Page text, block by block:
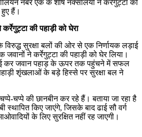
नंबर एक के शीर्ष नक्सलियों ने कर्रेगुट्टा को
हुए हैं।
की पहाड़ी को घेरा
सुरक्षा बलों की ओर से एक निर्णायक लड़ाई
ने कर्रेगुट्टा की पहाड़ी को घेर लिया।
कर जवान पहाड़ के ऊपर तक पहुंचने में सफल
शृंखलाओं के बड़े हिस्से पर सुरक्षा बल ने
चप्पे की छानबीन कर रहे हैं। बताया जा रहा है
किए जाएंगे, जिसके बाद ढाई सौ वर्ग
के लिए सुरक्षित नहीं रह जाएगी।